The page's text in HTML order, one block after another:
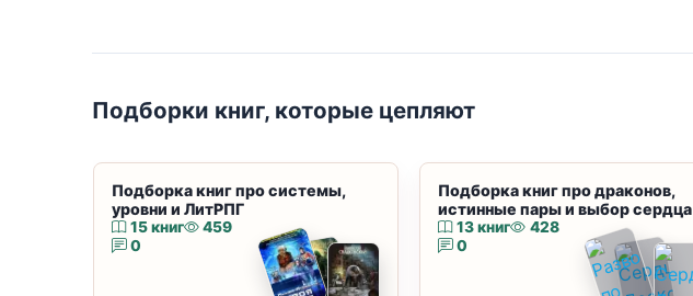
Подборки книг, которые цепляют
Подборка книг про системы,
уровни и ЛитРПГ
15 книг
459
0
Подборка книг про драконов,
истинные пары и выбор сердца
13 книг
428
0